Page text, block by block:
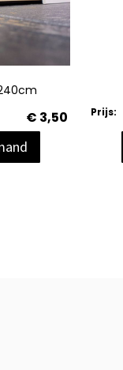
€ 3,50
Prijs: